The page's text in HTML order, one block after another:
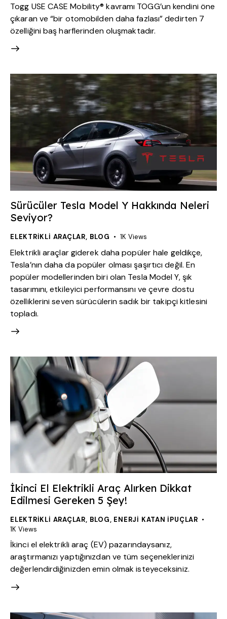
Togg USE CASE Mobility® kavramı TOGG’un kendini öne
çıkaran ve “bir otomobilden daha fazlası” dedirten 7
özelliğini baş harflerinden oluşmaktadır.
Sürücüler Tesla Model Y Hakkında Neleri
Seviyor?
ELEKTRIKLI ARAÇLAR, BLOG 1K Views
Elektrikli araçlar giderek daha popüler hale geldikçe,
Tesla’nın daha da popüler olması şaşırtıcı değil. En
popüler modellerinden biri olan Tesla Model Y, şık
tasarımını, etkileyici performansını ve çevre dostu
özelliklerini seven sürücülerin sadık bir takipçi kitlesini
topladı.
İkinci El Elektrikli Araç Alırken Dikkat
Edilmesi Gereken 5 Şey!
ELEKTRIKLI ARAÇLAR, BLOG, ENERJI KATAN İPUÇLAR
1K Views
İkinci el elektrikli araç (EV) pazarındaysanız,
araştırmanızı yaptığınızdan ve tüm seçeneklerinizi
değerlendirdiğinizden emin olmak isteyeceksiniz.